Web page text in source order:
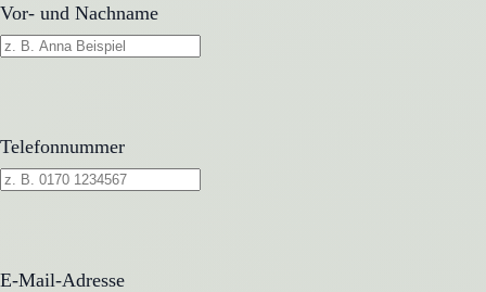
Vor- und Nachname
Telefonnummer
E-Mail-Adresse